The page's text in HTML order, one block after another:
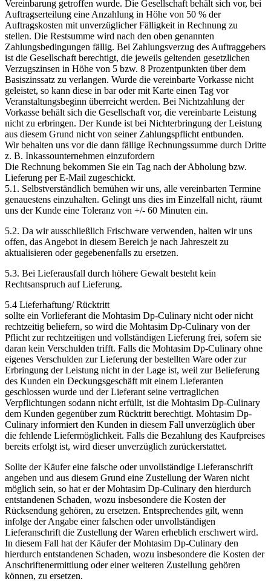
Vereinbarung getroffen wurde. Die Gesellschaft behält sich vor, bei
Auftragserteilung eine Anzahlung in Höhe von 50 % der
Auftragskosten mit unverzüglicher Fälligkeit in Rechnung zu
stellen. Die Restsumme wird nach den oben genannten
Zahlungsbedingungen fällig. Bei Zahlungsverzug des Auftraggebers
ist die Gesellschaft berechtigt, die jeweils geltenden gesetzlichen
Verzugszinsen in Höhe von 5 bzw. 8 Prozentpunkten über dem
Basiszinssatz zu verlangen. Wurde die vereinbarte Vorkasse nicht
geleistet, so kann diese in bar oder mit Karte einen Tag vor
Veranstaltungsbeginn überreicht werden. Bei Nichtzahlung der
Vorkasse behält sich die Gesellschaft vor, die vereinbarte Leistung
nicht zu erbringen. Der Kunde ist bei Nichterbringung der Leistung
aus diesem Grund nicht von seiner Zahlungspflicht entbunden.
Wir behalten uns vor die dann fällige Rechnungssumme durch Dritte
z. B. Inkassounternehmen einzufordern
Die Rechnung bekommen Sie ein Tag nach der Abholung bzw.
Lieferung per E-Mail zugeschickt.
5.1. Selbstverständlich bemühen wir uns, alle vereinbarten Termine
genauestens einzuhalten. Gelingt uns dies im Einzelfall nicht, räumt
uns der Kunde eine Toleranz von +/- 60 Minuten ein.
5.2. Da wir ausschließlich Frischware verwenden, halten wir uns
offen, das Angebot in diesem Bereich je nach Jahreszeit zu
aktualisieren oder gegebenenfalls zu ersetzen.
5.3. Bei Lieferausfall durch höhere Gewalt besteht kein
Rechtsanspruch auf Lieferung.
5.4 Lieferhaftung/ Rücktritt
sollte ein Vorlieferant die Mohtasim Dp-Culinary nicht oder nicht
rechtzeitig beliefern, so wird die Mohtasim Dp-Culinary von der
Pflicht zur rechtzeitigen und vollständigen Lieferung frei, sofern sie
daran kein Verschulden trifft. Falls die Mohtasim Dp-Culinary ohne
eigenes Verschulden zur Lieferung der bestellten Ware oder zur
Erbringung der Leistung nicht in der Lage ist, weil zur Belieferung
des Kunden ein Deckungsgeschäft mit einem Lieferanten
geschlossen wurde und der Lieferant seine vertraglichen
Verpflichtungen sodann nicht erfüllt, ist die Mohtasim Dp-Culinary
dem Kunden gegenüber zum Rücktritt berechtigt. Mohtasim Dp-
Culinary informiert den Kunden in diesem Fall unverzüglich über
die fehlende Liefermöglichkeit. Falls die Bezahlung des Kaufpreises
bereits erfolgt ist, wird dieser unverzüglich zurückerstattet.
Sollte der Käufer eine falsche oder unvollständige Lieferanschrift
angeben und aus diesem Grund eine Zustellung der Waren nicht
möglich sein, so hat er der Mohtasim Dp-Culinary den hierdurch
entstandenen Schaden, wozu insbesondere die Kosten der
Rücksendung gehören, zu ersetzen. Entsprechendes gilt, wenn
infolge der Angabe einer falschen oder unvollständigen
Lieferanschrift die Zustellung der Waren erheblich erschwert wird.
In diesem Fall hat der Käufer der Mohtasim Dp-Culinary den
hierdurch entstandenen Schaden, wozu insbesondere die Kosten der
Anschriftenermittlung oder einer weiteren Zustellung gehören
können, zu ersetzen.